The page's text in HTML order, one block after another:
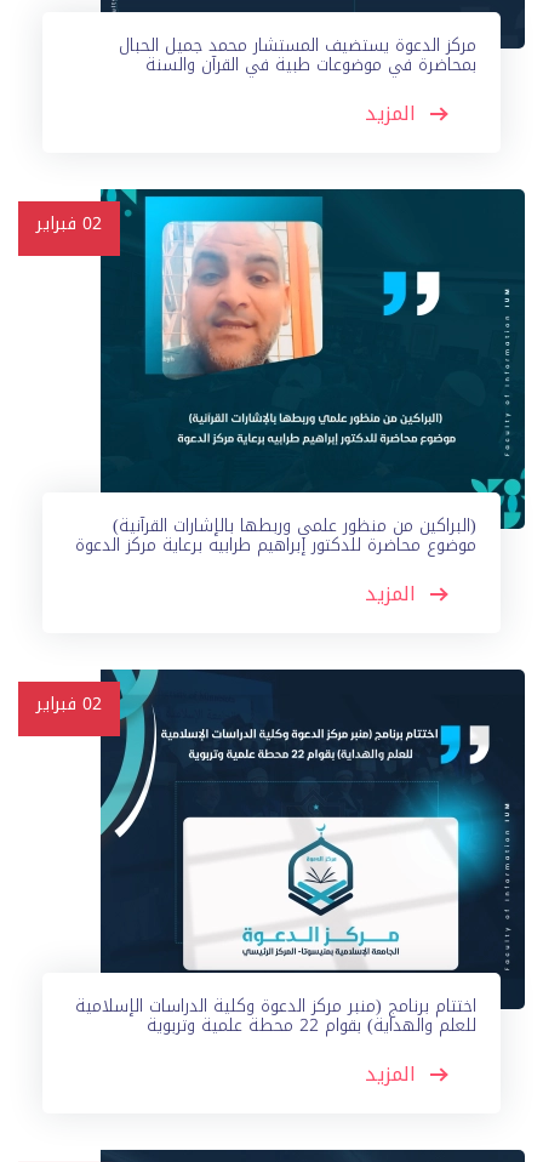
مركز الدعوة يستضيف المستشار محمد جميل الحبال
بمحاضرة في موضوعات طبية في القرآن والسنة
المزيد
02 فبراير
(البراكين من منظور علمي وربطها بالإشارات القرآنية)
موضوع محاضرة للدكتور إبراهيم طرابيه برعاية مركز الدعوة
المزيد
02 فبراير
اختتام برنامج (منبر مركز الدعوة وكلية الدراسات الإسلامية
للعلم والهداية) بقوام 22 محطة علمية وتربوية
المزيد